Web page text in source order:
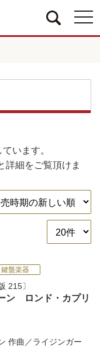
います。
詳細をご覧頂けま
鍵盤楽器
215
ン ロンド・カプリ
作曲／ライジンガー